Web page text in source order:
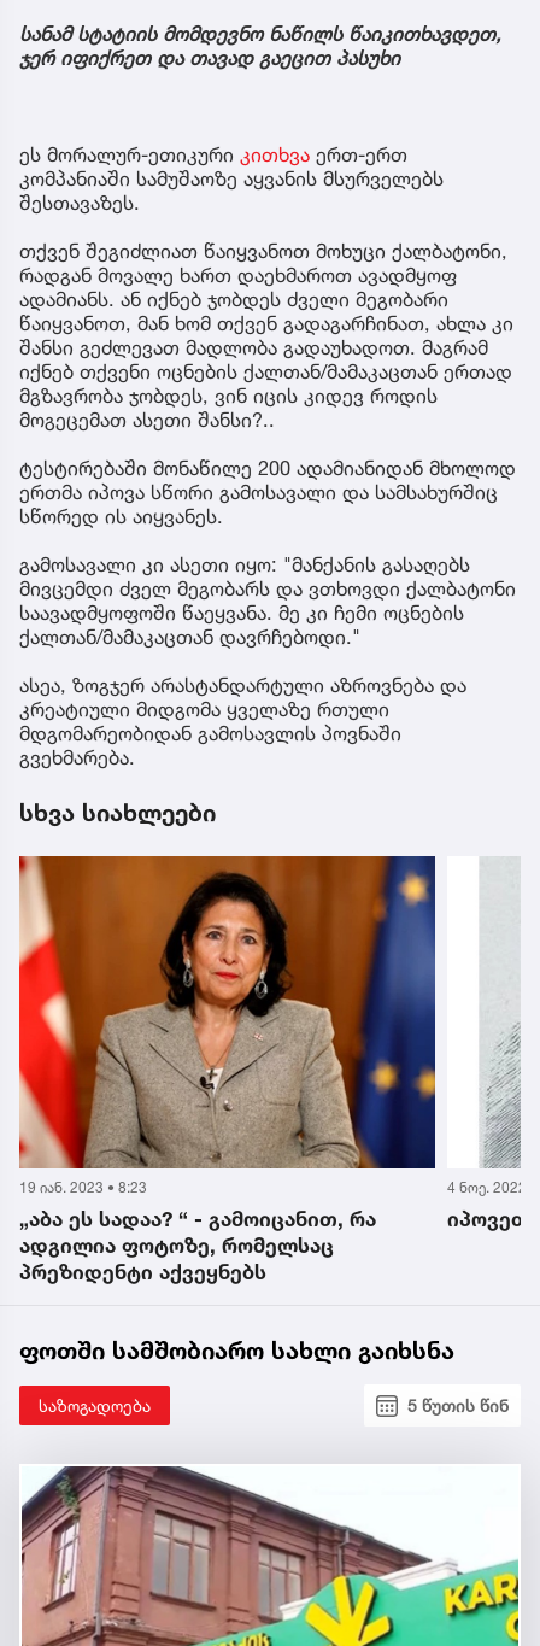
სანამ სტატიის მომდევნო ნაწილს წაიკითხავდეთ,
ჯერ იფიქრეთ და თავად გაეცით პასუხი
ეს მორალურ-ეთიკური კითხვა ერთ-ერთ
კომპანიაში სამუშაოზე აყვანის მსურველებს
შესთავაზეს.
თქვენ შეგიძლიათ წაიყვანოთ მოხუცი ქალბატონი,
რადგან მოვალე ხართ დაეხმაროთ ავადმყოფ
ადამიანს. ან იქნებ ჯობდეს ძველი მეგობარი
წაიყვანოთ, მან ხომ თქვენ გადაგარჩინათ, ახლა კი
შანსი გეძლევათ მადლობა გადაუხადოთ. მაგრამ
იქნებ თქვენი ოცნების ქალთან/მამაკაცთან ერთად
მგზავრობა ჯობდეს, ვინ იცის კიდევ როდის
მოგეცემათ ასეთი შანსი?..
ტესტირებაში მონაწილე 200 ადამიანიდან მხოლოდ
ერთმა იპოვა სწორი გამოსავალი და სამსახურშიც
სწორედ ის აიყვანეს.
გამოსავალი კი ასეთი იყო: "მანქანის გასაღებს
მივცემდი ძველ მეგობარს და ვთხოვდი ქალბატონი
საავადმყოფოში წაეყვანა. მე კი ჩემი ოცნების
ქალთან/მამაკაცთან დავრჩებოდი."
ასეა, ზოგჯერ არასტანდარტული აზროვნება და
კრეატიული მიდგომა ყველაზე რთული
მდგომარეობიდან გამოსავლის პოვნაში
გვეხმარება.
სხვა სიახლეები
19 იან. 2023 • 8:23
„აბა ეს სადაა? “ - გამოიცანით, რა
ადგილია ფოტოზე, რომელსაც
პრეზიდენტი აქვეყნებს
4 ნოე. 2022
იპოვეთ
ფოთში სამშობიარო სახლი გაიხსნა
საზოგადოება 5 წუთის წინ